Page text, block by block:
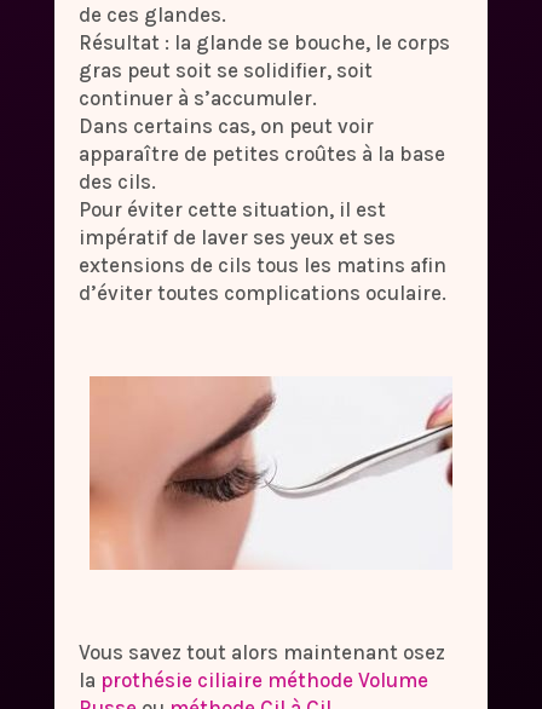
de ces glandes.
Résultat : la glande se bouche, le corps
gras peut soit se solidifier, soit
continuer à s’accumuler.
Dans certains cas, on peut voir
apparaître de petites croûtes à la base
des cils.
Pour éviter cette situation, il est
impératif de laver ses yeux et ses
extensions de cils tous les matins afin
d’éviter toutes complications oculaire.
Vous savez tout alors maintenant osez
la prothésie ciliaire méthode Volume